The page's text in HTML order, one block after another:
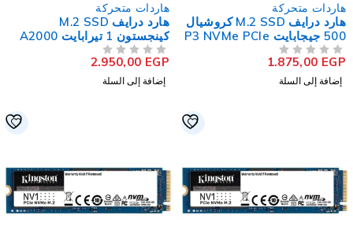
هاردات متحركة
هارد درايف M.2 SSD كروشيال
500 جيجابايت P3 NVMe PCIe
1.875,00EGP
إضافة إلى السلة
هاردات متحركة
هارد درايف M.2 SSD
كينجستون 1 تيرابايت A2000
NVMe PCIe
2.950,00EGP
إضافة إلى السلة